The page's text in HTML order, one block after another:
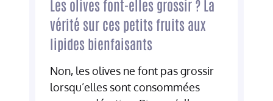
Les olives font-elles grossir ? La
vérité sur ces petits fruits aux
lipides bienfaisants
Non, les olives ne font pas grossir
lorsqu’elles sont consommées